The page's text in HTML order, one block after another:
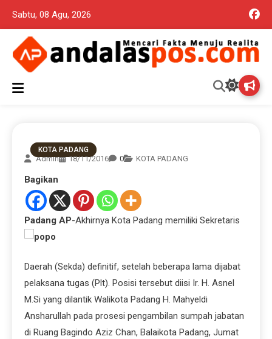
Sabtu, 08 Agu, 2026
Andalas Pos Situs Berita
Mencari Fakta Menuju Realita memuat ragam berita aktual dan
terpercaya seputar politik nasional, daerah dan ragam berita
KOTA PADANG
Admin 18/11/2016 0 KOTA PADANG
Bagikan
Padang AP-Akhirnya Kota Padang memiliki Sekretaris
Daerah (Sekda) definitif, setelah beberapa lama dijabat
pelaksana tugas (Plt). Posisi tersebut diisi Ir. H. Asnel
M.Si yang dilantik Walikota Padang H. Mahyeldi
Ansharullah pada prosesi pengambilan sumpah jabatan
di Ruang Bagindo Aziz Chan, Balaikota Padang, Jumat